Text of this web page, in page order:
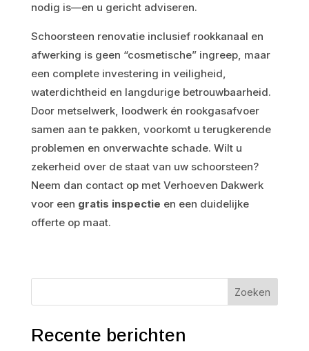
nodig is—en u gericht adviseren.
Schoorsteen renovatie inclusief rookkanaal en
afwerking is geen “cosmetische” ingreep, maar
een complete investering in veiligheid,
waterdichtheid en langdurige betrouwbaarheid.
Door metselwerk, loodwerk én rookgasafvoer
samen aan te pakken, voorkomt u terugkerende
problemen en onverwachte schade. Wilt u
zekerheid over de staat van uw schoorsteen?
Neem dan contact op met Verhoeven Dakwerk
voor een gratis inspectie en een duidelijke
offerte op maat.
Zoeken
Recente berichten